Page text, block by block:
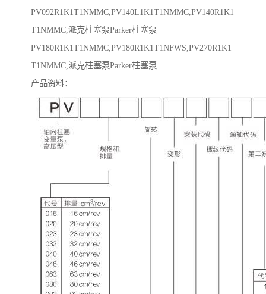
PV092R1K1T1NMMC,PV140L1K1T1NMMC,PV140R1K1
T1NMMC,派克柱塞泵Parker柱塞泵
PV180R1K1T1NMMC,PV180R1K1T1NFWS,PV270R1K1
T1NMMC,派克柱塞泵Parker柱塞泵
产品资料：